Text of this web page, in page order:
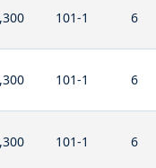
101-1 6
101-1 6
101-1 6